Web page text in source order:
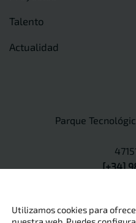
Talento
Actualidad
Parque
[+34]
Utilizamos cookies para